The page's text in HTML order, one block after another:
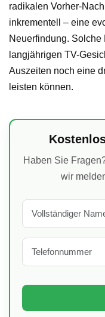
radikalen Vorher-
inkrementell – eine
Neuerfindung.
langjährigen TV-
Auszeiten noch eine
leisten können.
Haben Sie
wir